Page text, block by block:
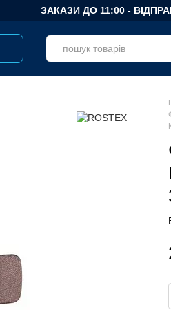
ЗАКАЗИ ДО 11:00 -